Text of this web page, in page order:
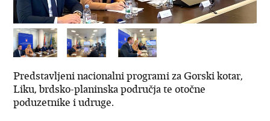
Predstavljeni nacionalni programi za Gorski kotar,
Liku, brdsko-planinska područja te otočne
poduzetnike i udruge.